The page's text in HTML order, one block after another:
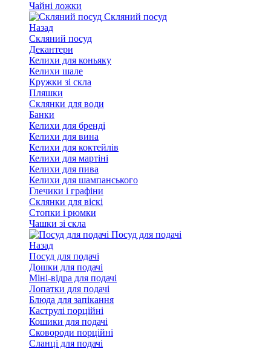
Чайні ложки
Скляний посуд
Назад
Скляний посуд
Декантери
Келихи для коньяку
Келихи шале
Кружки зі скла
Пляшки
Склянки для води
Банки
Келихи для бренді
Келихи для вина
Келихи для коктейлів
Келихи для мартіні
Келихи для пива
Келихи для шампанського
Глечики і графіни
Склянки для віскі
Стопки і рюмки
Чашки зі скла
Посуд для подачі
Назад
Посуд для подачі
Дошки для подачі
Міні-відра для подачі
Лопатки для подачі
Блюда для запікання
Каструлі порційні
Кошики для подачі
Сковороди порційні
Сланці для подачі